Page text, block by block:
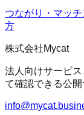
つながり・マッ
方
株式会社Mycat
法人向けサービ
て確認できる公開